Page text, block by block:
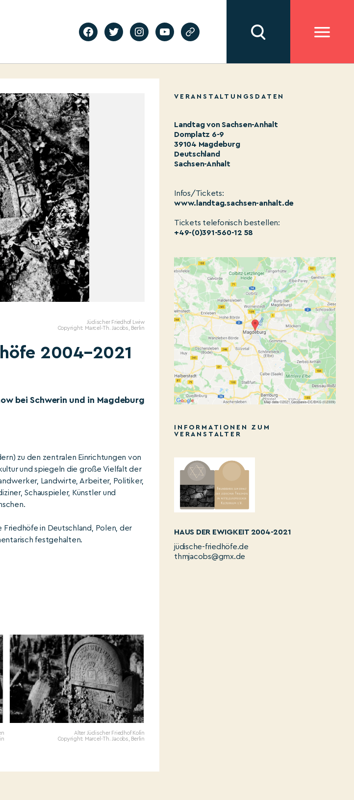
Jüdischer Friedhof Lwiw
Copyright: Marcel-Th. Jacobs, Berlin
2004–2021
bei Schwerin und in Magdeburg
zu den zentralen Einrichtungen von
und spiegeln die große Vielfalt der
Landwirte, Arbeiter, Politiker,
Schauspieler, Künstler und
in Deutschland, Polen, der
festgehalten.
Alter Jüdischer Friedhof Kolín
Copyright: Marcel-Th. Jacobs, Berlin
VERANSTALTUNGSDATEN
Landtag von Sachsen-Anhalt
Domplatz 6-9
39104 Magdeburg
Deutschland
Sachsen-Anhalt
Infos/Tickets:
www.landtag.sachsen-anhalt.de
Tickets telefonisch bestellen:
+49-(0)391-560-12 58
INFORMATIONEN ZUM
VERANSTALTER
HAUS DER EWIGKEIT 2004-2021
jüdische-friedhöfe.de
thmjacobs@gmx.de